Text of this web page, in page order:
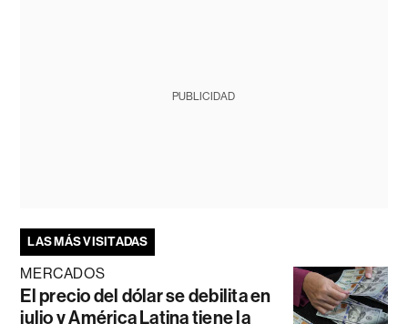
PUBLICIDAD
LAS MÁS VISITADAS
MERCADOS
El precio del dólar se debilita en
julio y América Latina tiene la